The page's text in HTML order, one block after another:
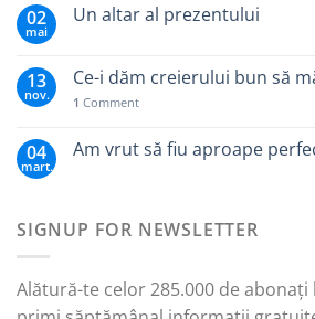
02
mai
Un altar al prezentului
13
nov.
Ce-i dăm creierului bun să
1 Comment
04
mart.
Am vrut să fiu aproape
SIGNUP FOR NEWSLETTER
Alătură-te celor 285.000 de abonați